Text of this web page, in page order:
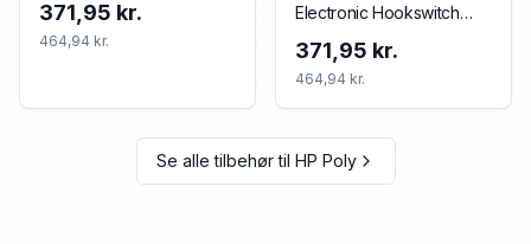
371,95 kr.
464,94 kr.
Electronic Hookswitch
371,95 kr.
464,94 kr.
Se alle tilbehør til HP Poly